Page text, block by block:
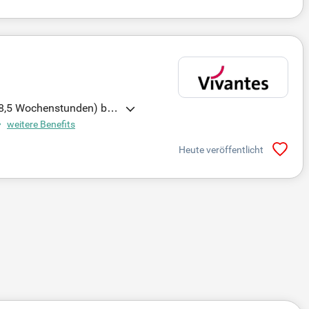
Wochenstunden) biet
einem renommierte
Sie sich bis zum 3
weitere Benefits
Heute veröffentlicht